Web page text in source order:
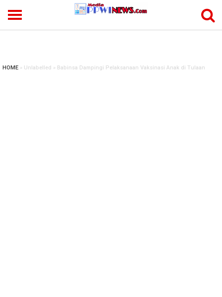
HOME » Unlabelled » Babinsa Dampingi Pelaksanaan Vaksinasi Anak di Tulaan